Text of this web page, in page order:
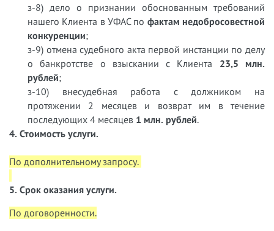
з-8) дело о признании обоснованным требований
нашего Клиента в УФАС по фактам недобросовестной
конкуренции;
з-9) отмена судебного акта первой инстанции по делу
о банкротстве о взыскании с Клиента 23,5 млн.
рублей;
з-10) внесудебная работа с должником на
протяжении 2 месяцев и возврат им в течение
последующих 4 месяцев 1 млн. рублей.
4. Стоимость услуги.
По дополнительному запросу.
5. Срок оказания услуги.
По договоренности.